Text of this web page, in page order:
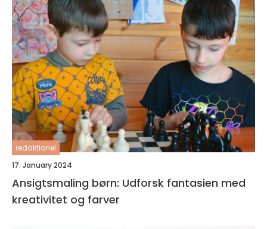
redaktionel
17. January 2024
Ansigtsmaling børn: Udforsk fantasien med
kreativitet og farver